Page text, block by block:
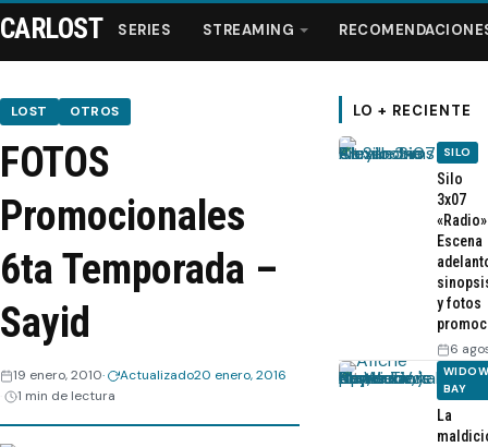
Series
Streaming
Recomendaciones
Videos
Webisodios
CARLOST SERIES STREAMING
LOST OTROS
FOTOS
Promocionales
6ta Temporada –
Sayid
19 enero, 2010 Actualizado20 enero, 2016
1 min de lectura
LO + RECIENTE
SILO
Silo
3x07
Escena
y fotos
6
BAY
La